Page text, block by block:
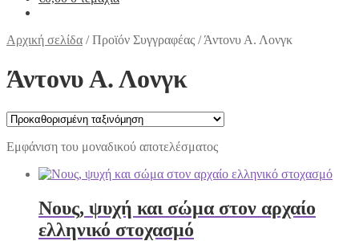
Αρχική σελίδα /Προϊόν Συγγραφέας /Άντονυ Α. Λονγκ
Άντονυ Α. Λονγκ
Εμφάνιση του μοναδικού αποτελέσματος
Νους, ψυχή και σώμα στον αρχαίο
ελληνικό στοχασμό